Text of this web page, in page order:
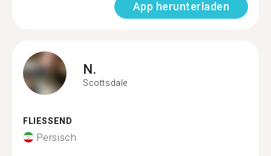
App herunterladen
N.
Scottsdale
FLIESSEND
Persisch